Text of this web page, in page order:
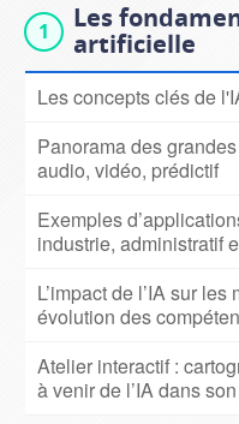
Les
artificielle
Les concepts clés de
Panorama des
audio, vidéo, prédictif
Exemples
industrie, administratif
L’impact de l’IA sur
évolution des
Atelier interactif :
à venir de l’IA dans